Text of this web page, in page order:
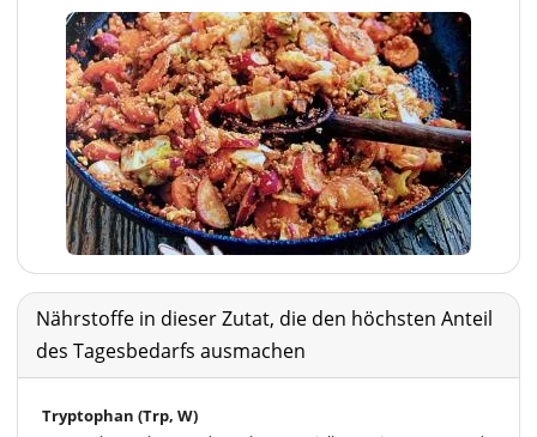
Nährstoffe in dieser Zutat, die den höchsten Anteil
des Tagesbedarfs ausmachen
Tryptophan (Trp, W)